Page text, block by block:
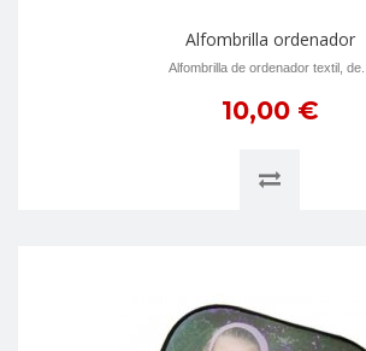
Alfombrilla ordenador
Alfombrilla de ordenador textil, de...
10,00 €